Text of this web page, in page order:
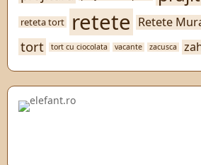
reteta tort retete Retete
tort tort cu ciocolata vacante zacusca